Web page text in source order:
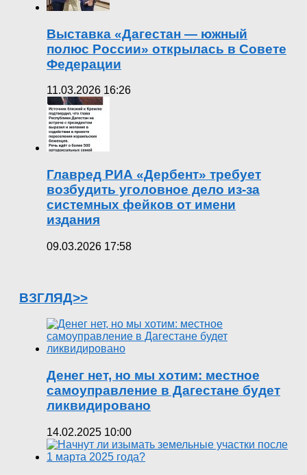
Выставка «Дагестан — южный
полюс России» открылась в Совете
Федерации
11.03.2026 16:26
Главред РИА «Дербент» требует
возбудить уголовное дело из-за
системных фейков от имени
издания
09.03.2026 17:58
ВЗГЛЯД>>
Денег нет, но мы хотим: местное
самоуправление в Дагестане будет
ликвидировано
14.02.2025 10:00